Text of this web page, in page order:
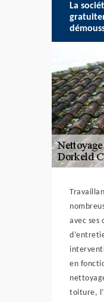
La
avec ses
en
toiture,